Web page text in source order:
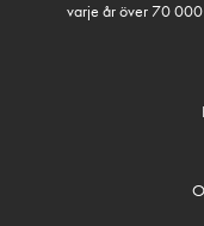
varje år över 70